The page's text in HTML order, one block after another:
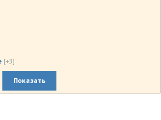
[+3]
Показать